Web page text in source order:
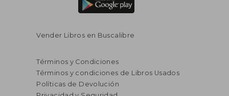
Vender Libros en Buscalibre
Términos y Condiciones
Términos y condiciones de Libros Usados
Políticas de Devolución